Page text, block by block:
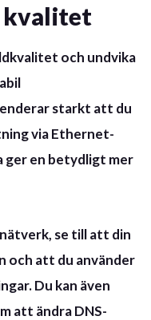
kvalitet
och undvika
starkt att du
via Ethernet-
en betydligt mer
se till att din
och att du använder
Du kan även
att ändra DNS-